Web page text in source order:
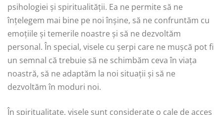
psihologiei și spiritualității. Ea ne permite să ne
înțelegem mai bine pe noi înșine, să ne confruntăm cu
emoțiile și temerile noastre și să ne dezvoltăm
personal. În special, visele cu șerpi care ne mușcă pot fi
un semnal că trebuie să ne schimbăm ceva în viața
noastră, să ne adaptăm la noi situații și să ne
dezvoltăm în moduri noi.
În spiritualitate, visele sunt considerate o cale de acces